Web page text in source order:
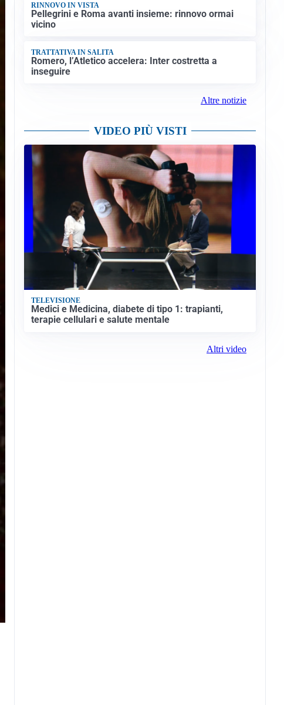
RINNOVO IN VISTA
Pellegrini e Roma avanti insieme: rinnovo ormai
vicino
TRATTATIVA IN SALITA
Romero, l’Atletico accelera: Inter costretta a
inseguire
Altre notizie
VIDEO PIÙ VISTI
TELEVISIONE
Medici e Medicina, diabete di tipo 1: trapianti,
terapie cellulari e salute mentale
Altri video